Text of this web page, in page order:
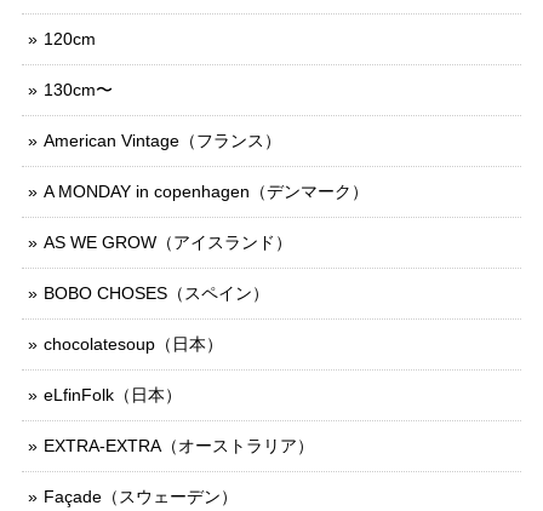
120cm
130cm〜
American Vintage（フランス）
A MONDAY in copenhagen（デンマーク）
AS WE GROW（アイスランド）
BOBO CHOSES（スペイン）
chocolatesoup（日本）
eLfinFolk（日本）
EXTRA-EXTRA（オーストラリア）
Façade（スウェーデン）